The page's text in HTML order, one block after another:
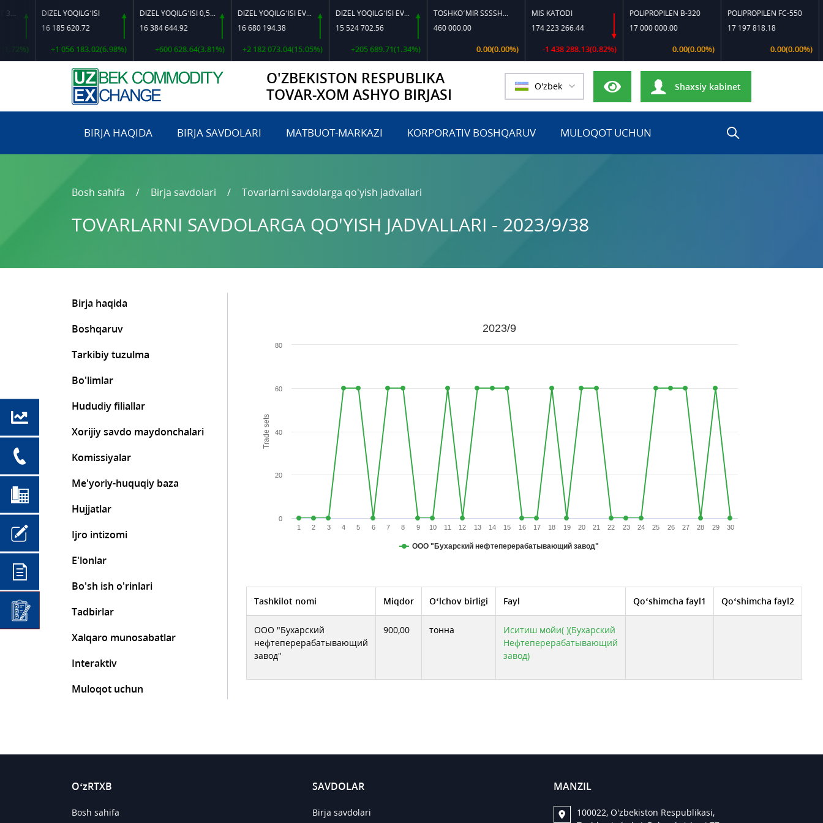
DIZEL YOQILG‘ISI
16 185 620.72
+1 056 183.02(6.98%)
DIZEL YOQILG‘ISI 0,5-40
16 384 644.92
+600 628.64(3.81%)
DIZEL YOQILG‘ISI EVRO L-K-4
16 680 194.38
+2 182 073.04(15.05%)
DIZEL YOQILG‘ISI EVRO-L II K-4 SSDF
15 524 702.56
+205 689.71(1.34%)
TOSHKO‘MIR SSSSH-13
460 000.00
0.00(0.00%)
MIS KATODI
174 223 266.44
-1 438 288.13(0.82%)
POLIPROPILEN B-320
17 000 000.00
0.00(0.00%)
POLIPROPILEN FC-550
17 197 818.18
0.00(0.00%)
O'ZBEKISTON RESPUBLIKA
TOVAR-XOM ASHYO BIRJASI
O'zbek Shaxsiy kabinet
BIRJA HAQIDA BIRJA SAVDOLARI MATBUOT-MARKAZI KORPORATIV BOSHQARUV MULOQOT UCHUN
Bosh sahifa Birja savdolari Tovarlarni savdolarga qo'yish jadvallari
TOVARLARNI SAVDOLARGA QO'YISH JADVALLARI - 2023/9/38
Birja haqida
Boshqaruv
Tarkibiy tuzulma
Bo'limlar
Hududiy filiallar
Xorijiy savdo maydonchalari
Komissiyalar
Me'yoriy-huquqiy baza
Hujjatlar
Ijro intizomi
E'lonlar
Bo'sh ish o'rinlari
Tadbirlar
Xalqaro munosabatlar
Interaktiv
Muloqot uchun
Trade sets
2023/9
ООО "Бухарский нефтеперерабатывающий завод"
1 2 3 4 5 6 7 8 9 10 11 12 13 14 15 16 17 18 19 20 21 22 23 24 25 26 27 28 29 30
0
20
40
60
80
Tashkilot nomi Miqdor O‘lchov birligi Fayl Qo‘shimcha fayl1 Qo‘shimcha fayl2
ООО "Бухарский
нефтеперерабатывающий
завод"
900,00 тонна
Иситиш мойи( )(Бухарский
Нефтеперерабатывающий
завод)
O‘zRTXB
Bosh sahifa
SAVDOLAR
Birja savdolari
MANZIL
100022, O'zbekiston Respublikasi,